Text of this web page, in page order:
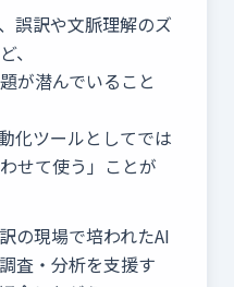
誤訳や文脈理解のズ
、
が潜んでいること
化ツールとしてでは
せて使う」ことが
の現場で培われたAI
査・分析を支援す